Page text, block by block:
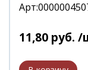
11,80 руб. /